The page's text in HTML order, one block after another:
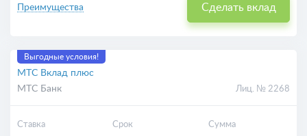
Преимущества Сделать вклад
Выгодные условия!
МТС Вклад плюс
МТС Банк
Лиц. № 2268
Ставка Срок Сумма